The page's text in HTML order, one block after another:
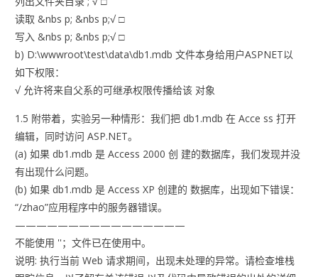
读取 &nbs p; &nbs p;√ □
写入 &nbs p; &nbs p;√ □
b) D:\wwwroot\test\data\db1.mdb 文件本身给用户ASPNET以
如下权限：
√ 允许将来自父系的可继承权限传播给该 对象
1.5 附带着，实验另一种情形：我们把 db1.mdb 在 Acce ss 打开
编辑，同时访问 ASP.NET。
(a) 如果 db1.mdb 是 Access 2000 创 建的数据库，我们发现并没
有出现什么问题。
(b) 如果 db1.mdb 是 Access XP 创建的 数据库，出现如下错误：
“/zhao”应用程序中的服务器错误。
————————————————
不能使用 ''；文件已在使用中。
说明: 执行当前 Web 请求期间，出现未处理的异常。请检查堆栈